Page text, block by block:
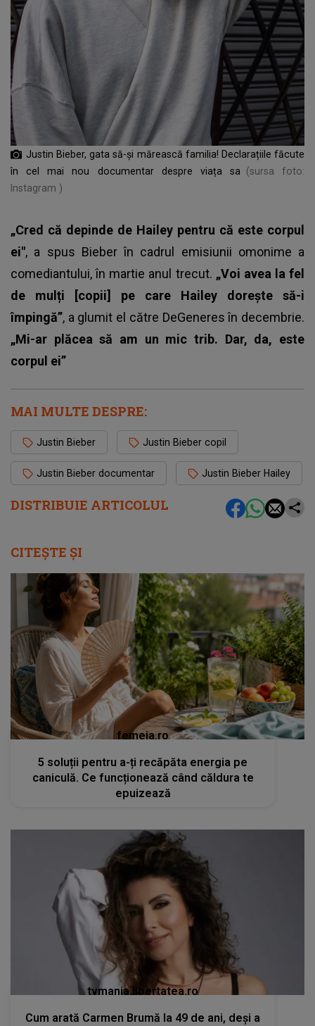
DISTRIBUIE ARTICOLUL
Justin Bieber, gata să-și mărească familia! Declarațiile făcute
în cel mai nou documentar despre viața sa (sursa foto:
Instagram )
„Cred că depinde de Hailey pentru că este corpul
ei", a spus Bieber în cadrul emisiunii omonime a
comediantului, în martie anul trecut. „Voi avea la fel
de mulți [copii] pe care Hailey dorește să-i
împingă”, a glumit el către DeGeneres în decembrie.
„Mi-ar plăcea să am un mic trib. Dar, da, este
corpul ei”
MAI MULTE DESPRE:
Justin Bieber Justin Bieber copil
Justin Bieber documentar Justin Bieber Hailey
CITEȘTE ȘI
femeia.ro
5 soluții pentru a-ți recăpăta energia pe
caniculă. Ce funcționează când căldura te
epuizează
tvmania.libertatea.ro
Cum arată Carmen Brumă la 49 de ani, deși a